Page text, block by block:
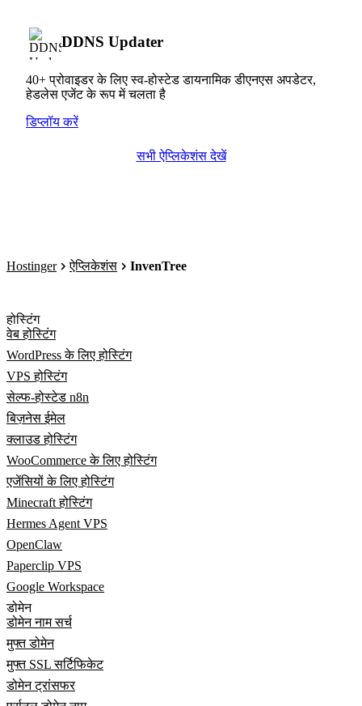
DDNS Updater
40+ प्रोवाइडर के लिए स्व-होस्टेड डायनामिक डीएनएस अपडेटर,
हेडलेस एजेंट के रूप में चलता है
डिप्लॉय करें
सभी ऐप्लिकेशंस देखें
Hostinger ऐप्लिकेशंस InvenTree
होस्टिंग
वेब होस्टिंग
WordPress के लिए होस्टिंग
VPS होस्टिंग
सेल्फ-होस्टेड n8n
बिज़नेस ईमेल
क्लाउड होस्टिंग
WooCommerce के लिए होस्टिंग
एजेंसियों के लिए होस्टिंग
Minecraft होस्टिंग
Hermes Agent VPS
OpenClaw
Paperclip VPS
Google Workspace
डोमेन
डोमेन नाम सर्च
मुफ्त डोमेन
मुफ्त SSL सर्टिफिकेट
डोमेन ट्रांसफर